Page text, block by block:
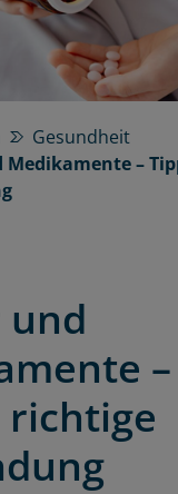
Gesundheit
Medikamente –
und